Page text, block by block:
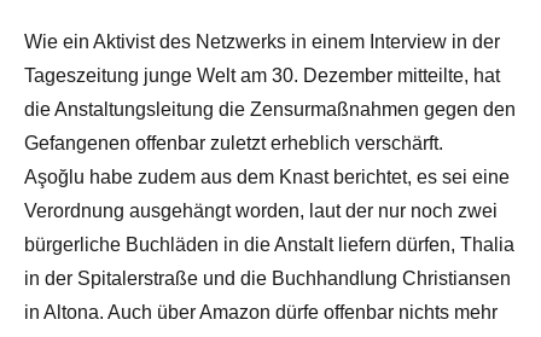
Wie ein Aktivist des Netzwerks in einem Interview in der
Tageszeitung junge Welt am 30. Dezember mitteilte, hat
die Anstaltungsleitung die Zensurmaßnahmen gegen den
Gefangenen offenbar zuletzt erheblich verschärft.
Aşoğlu habe zudem aus dem Knast berichtet, es sei eine
Verordnung ausgehängt worden, laut der nur noch zwei
bürgerliche Buchläden in die Anstalt liefern dürfen, Thalia
in der Spitalerstraße und die Buchhandlung Christiansen
in Altona. Auch über Amazon dürfe offenbar nichts mehr